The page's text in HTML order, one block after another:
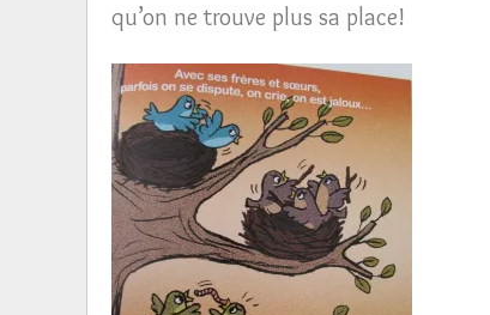
qu’on ne trouve plus sa place!